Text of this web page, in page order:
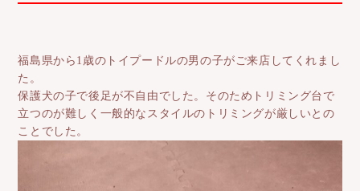
福島県から1歳のトイプードルの男の子がご来店してくれまし
た。
保護犬の子で後足が不自由でした。そのためトリミング台で
立つのが難しく一般的なスタイルのトリミングが厳しいとの
ことでした。